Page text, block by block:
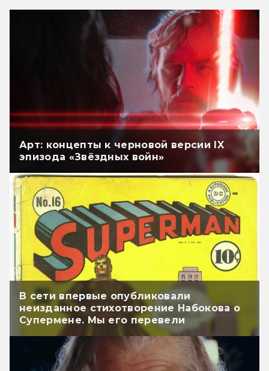
Арт: концепты к черновой версии IX
эпизода «Звёздных войн»
В сети впервые опубликовали
неизданное стихотворение Набокова о
Супермене. Мы его перевели